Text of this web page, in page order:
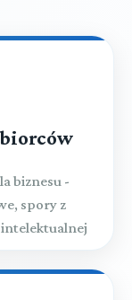
biznesu -
spory z